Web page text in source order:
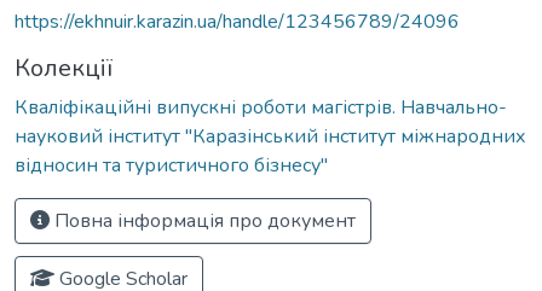
https://ekhnuir.karazin.ua/handle/123456789/24096
Колекції
Кваліфікаційні випускні роботи магістрів. Навчально-
науковий інститут "Каразінський інститут міжнародних
відносин та туристичного бізнесу"
Повна інформація про документ
Google Scholar